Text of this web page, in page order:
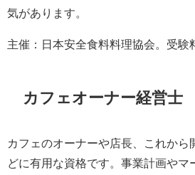
気があります。
主催：日本安全食料料理協会。受験
カフェオーナー経営士
カフェのオーナーや店長、これから
どに有用な資格です。事業計画やマ